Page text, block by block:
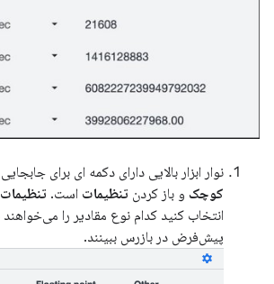
نوار ابزار بالایی دارای دکمه ای برای
کوچک و باز کردن تنظیمات است. تنظیمات
انتخاب کنید کدام نوع مقادیر را
پیش‌فرض در بازرس ببینند.